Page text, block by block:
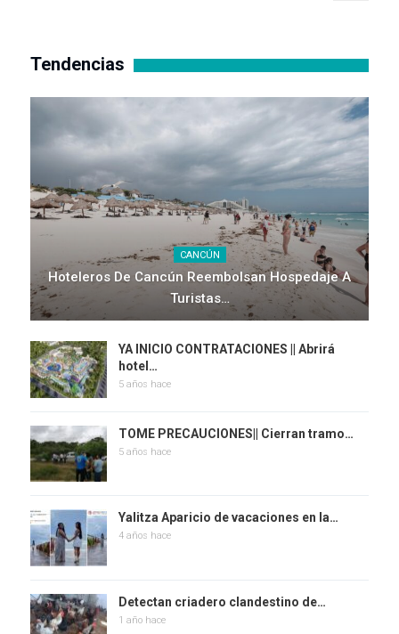
Tendencias
CANCÚN
Hoteleros De Cancún Reembolsan Hospedaje A
Turistas…
YA INICIO CONTRATACIONES || Abrirá
hotel…
5 años hace
TOME PRECAUCIONES|| Cierran tramo…
5 años hace
Yalitza Aparicio de vacaciones en la…
4 años hace
Detectan criadero clandestino de…
1 año hace